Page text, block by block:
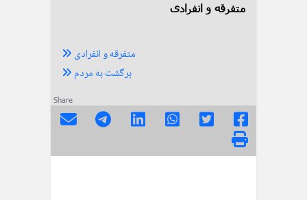
متفرقه و انفرادی
متفرقه و انفرادی
برگشت به مردم
Share